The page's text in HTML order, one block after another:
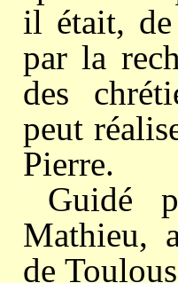
il était, de
par la
des
peut
Pierre.
Guidé
Mathieu,
de